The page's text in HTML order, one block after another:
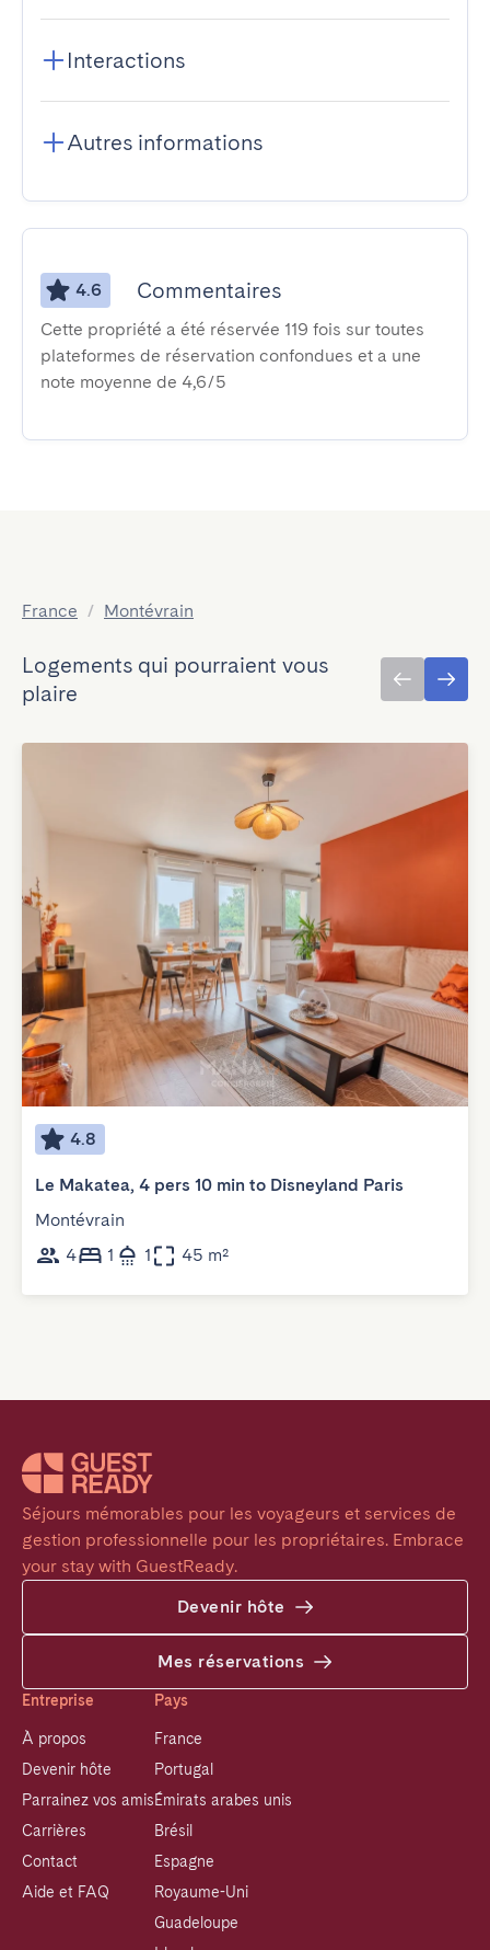
Interactions
Autres informations
4.6 Commentaires
Cette propriété a été réservée 119 fois sur toutes
plateformes de réservation confondues et a une
note moyenne de 4,6/5
France / Montévrain
Logements qui pourraient vous
plaire
4.8
Le Makatea, 4 pers 10 min to Disneyland Paris
Montévrain
4
1 1 45 m²
Séjours mémorables pour les voyageurs et services de
gestion professionnelle pour les propriétaires. Embrace
your stay with GuestReady.
Devenir hôte
Mes réservations
Entreprise
À propos
Devenir hôte
Parrainez vos amis
Carrières
Contact
Aide et FAQ
Pays
France
Portugal
Émirats arabes unis
Brésil
Espagne
Royaume-Uni
Guadeloupe